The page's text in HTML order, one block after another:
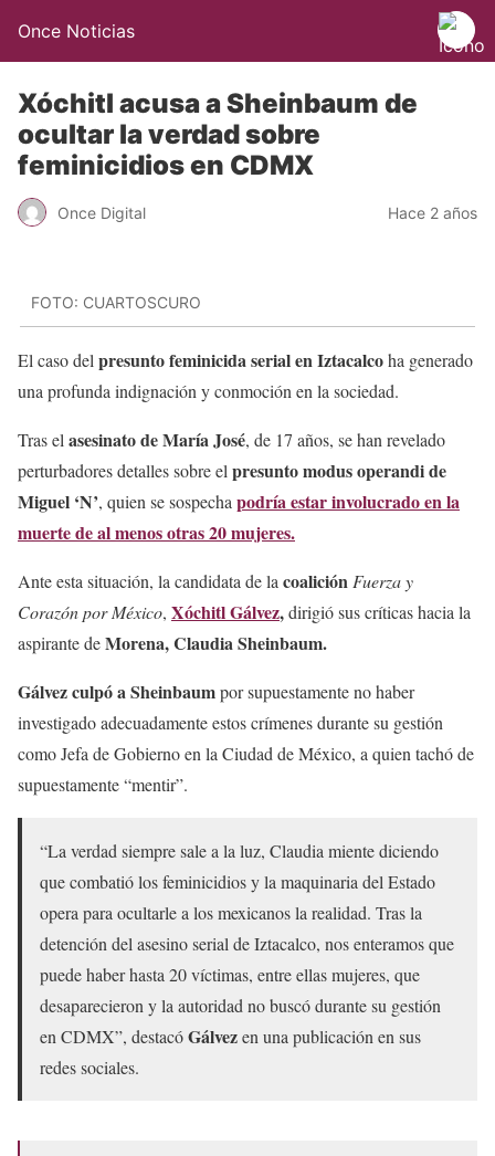
Once Noticias
Xóchitl acusa a Sheinbaum de
ocultar la verdad sobre
feminicidios en CDMX
Once Digital Hace 2 años
FOTO: CUARTOSCURO
El caso del presunto feminicida serial en Iztacalcoha generado
una profunda indignación y conmoción en la sociedad.
Tras el asesinato de María José, de 17 años, se han revelado
perturbadores detalles sobre el presunto modus operandi de
Miguel ‘N’, quien se sospecha podría estar involucrado en la
muerte de al menos otras 20 mujeres.
Ante esta situación, la candidata de la coalición Fuerza y
Corazón por México, Xóchitl Gálvez,dirigió sus críticas hacia la
aspirante deMorena, Claudia Sheinbaum.
Gálvez culpó a Sheinbaumpor supuestamente no haber
investigado adecuadamente estos crímenes durante su gestión
como Jefa de Gobierno en la Ciudad de México, a quien tachó de
supuestamente “mentir”.
“La verdad siempre sale a la luz, Claudia miente diciendo
que combatió los feminicidios y la maquinaria del Estado
opera para ocultarle a los mexicanos la realidad. Tras la
detención del asesino serial de Iztacalco, nos enteramos que
puede haber hasta 20 víctimas, entre ellas mujeres, que
desaparecieron y la autoridad no buscó durante su gestión
en CDMX”, destacóGálvezen una publicación en sus
redes sociales.